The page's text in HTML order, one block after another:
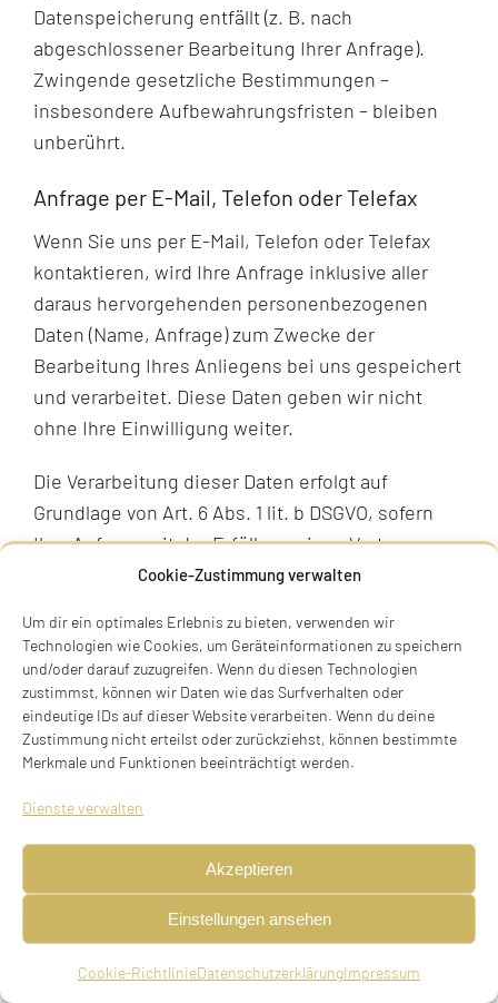
Cookie-Zustimmung verwalten
Um dir ein optimales Erlebnis zu bieten, verwenden wir
Technologien wie Cookies, um Geräteinformationen zu speichern
und/oder darauf zuzugreifen. Wenn du diesen Technologien
zustimmst, können wir Daten wie das Surfverhalten oder
eindeutige IDs auf dieser Website verarbeiten. Wenn du deine
Zustimmung nicht erteilst oder zurückziehst, können bestimmte
Merkmale und Funktionen beeinträchtigt werden.
Dienste verwalten
Akzeptieren
Einstellungen ansehen
Cookie-RichtlinieDatenschutzerklärungImpressum
Datenspeicherung entfällt (z. B. nach
abgeschlossener Bearbeitung Ihrer Anfrage).
Zwingende gesetzliche Bestimmungen –
insbesondere Aufbewahrungsfristen – bleiben
unberührt.
Anfrage per E-Mail, Telefon oder Telefax
Wenn Sie uns per E-Mail, Telefon oder Telefax
kontaktieren, wird Ihre Anfrage inklusive aller
daraus hervorgehenden personenbezogenen
Daten (Name, Anfrage) zum Zwecke der
Bearbeitung Ihres Anliegens bei uns gespeichert
und verarbeitet. Diese Daten geben wir nicht
ohne Ihre Einwilligung weiter.
Die Verarbeitung dieser Daten erfolgt auf
Grundlage von Art. 6 Abs. 1 lit. b DSGVO, sofern
Ihre Anfrage mit der Erfüllung eines Vertrags
zusammenhängt oder zur Durchführung
allen übrigen Fällen beruht die Verarbeitung auf
unserem berechtigten Interesse an der
effektiven Bearbeitung der an uns gerichteten
Anfragen (Art. 6 Abs. 1 lit. f DSGVO) oder auf Ihrer
Einwilligung (Art. 6 Abs. 1 lit. a DSGVO) sofern
jederzeit widerrufbar.
Die von Ihnen an uns per Kontaktanfragen
übersandten Daten verbleiben bei uns, bis Sie
uns zur Löschung auffordern, Ihre Einwilligung
zur Speicherung widerrufen oder der Zweck für